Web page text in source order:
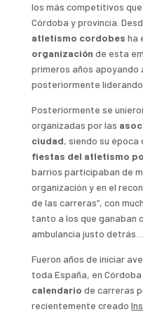
los más competitivos
Córdoba y provincia.
atletismo cordobes ha
organización de esta
primeros años apoyando
posteriormente
Posteriormente se
organizadas por las
ciudad, siendo su época
fiestas del atletismo
barrios participaban de
organización y en el
de las carreras”, con
tanto a los que ganaban
ambulancia justo detrás…
Fueron años de iniciar
toda España, en
calendario de carreras
recientemente creado